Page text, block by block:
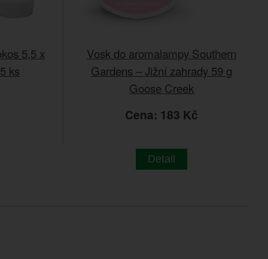
5,5 x
ks
Vosk do aromalampy Southern
Gardens – Jižní zahrady 59 g
Goose Creek
Cena: 183 Kč
Detail